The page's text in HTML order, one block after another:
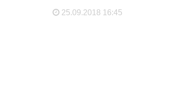
25.09.2018 16:45